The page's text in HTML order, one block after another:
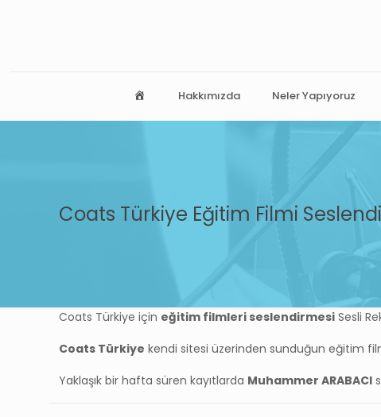
Ana SayfaHakkımızda Neler Yapıyoruz
Coats Türkiye Eğitim Filmi
Coats Türkiye için eğitim filmleri seslendirmesi Sesli
Coats Türkiye kendi sitesi üzerinden sunduğun eğitim
Yaklaşık bir hafta süren kayıtlarda Muhammer ARABACI